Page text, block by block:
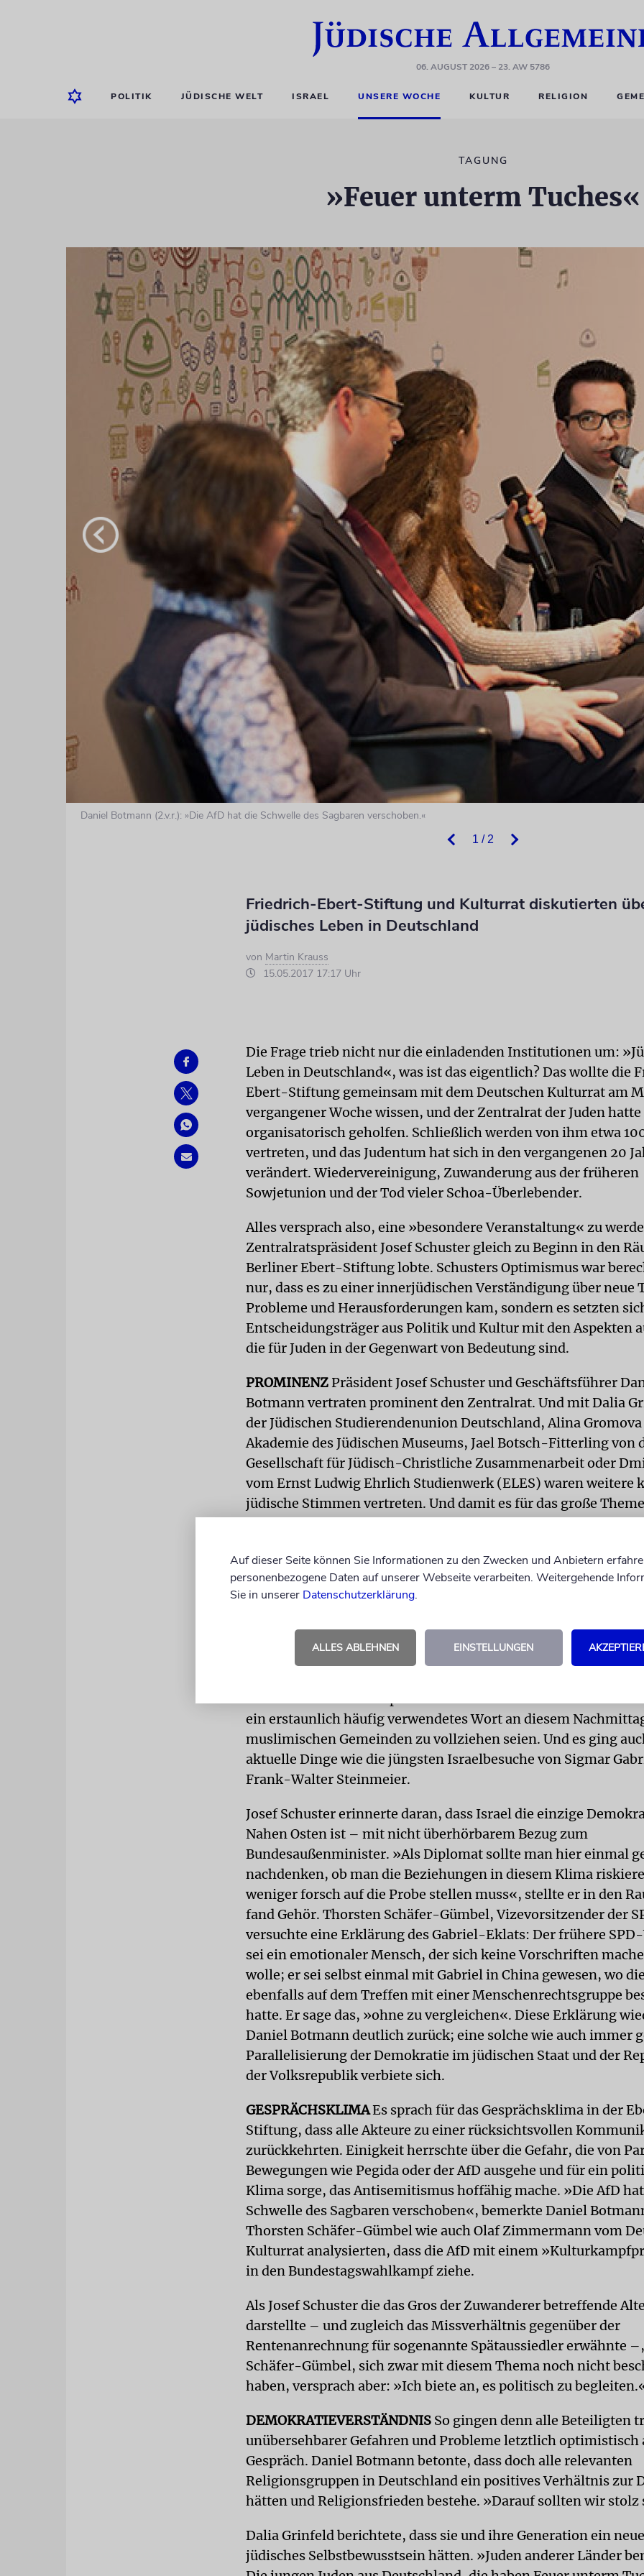
06. AUGUST 2026– 23. AW 5786
POLITIK JÜDISCHE WELT ISRAEL UNSERE WOCHE KULTUR RELIGION
TAGUNG
»Feuer unterm Tuches«
1 / 2
Daniel Botmann (2.v.r.): »Die AfD hat die Schwelle des Sagbaren verschoben.«
Friedrich-Ebert-Stiftung und Kulturrat diskutierten
jüdisches Leben in Deutschland
von Martin Krauss
15.05.2017 17:17 Uhr
Die Frage trieb nicht nur die einladenden Institutionen um:
Leben in Deutschland«, was ist das eigentlich? Das wollte die
Ebert-Stiftung gemeinsam mit dem Deutschen Kulturrat am
vergangener Woche wissen, und der Zentralrat der Juden hatte
organisatorisch geholfen. Schließlich werden von ihm etwa
vertreten, und das Judentum hat sich in den vergangenen 20
verändert. Wiedervereinigung, Zuwanderung aus der früheren
Sowjetunion und der Tod vieler Schoa-Überlebender.
Alles versprach also, eine »besondere Veranstaltung« zu
Zentralratspräsident Josef Schuster gleich zu Beginn in den
Berliner Ebert-Stiftung lobte. Schusters Optimismus war
nur, dass es zu einer innerjüdischen Verständigung über neue
Probleme und Herausforderungen kam, sondern es setzten
Entscheidungsträger aus Politik und Kultur mit den Aspekten
die für Juden in der Gegenwart von Bedeutung sind.
PROMINENZPräsident Josef Schuster und Geschäftsführer
Botmann vertraten prominent den Zentralrat. Und mit Dalia
der Jüdischen Studierendenunion Deutschland, Alina
Akademie des Jüdischen Museums, Jael Botsch-Fitterling von
Gesellschaft für Jüdisch-Christliche Zusammenarbeit oder
vom Ernst Ludwig Ehrlich Studienwerk (ELES) waren weitere
jüdische Stimmen vertreten. Und damit es für das große
Kupferberg für die Moderation gewonnen werden.
Es ging um Altersarmut, um die Erfahrungen des deutschen
ein erstaunlich häufig verwendetes Wort an diesem
muslimischen Gemeinden zu vollziehen seien. Und es ging
aktuelle Dinge wie die jüngsten Israelbesuche von Sigmar
Frank-Walter Steinmeier.
Josef Schuster erinnerte daran, dass Israel die einzige
Nahen Osten ist – mit nicht überhörbarem Bezug zum
Bundesaußenminister. »Als Diplomat sollte man hier einmal
nachdenken, ob man die Beziehungen in diesem Klima
weniger forsch auf die Probe stellen muss«, stellte er in den
fand Gehör. Thorsten Schäfer-Gümbel, Vizevorsitzender der
versuchte eine Erklärung des Gabriel-Eklats: Der frühere
sei ein emotionaler Mensch, der sich keine Vorschriften
wolle; er sei selbst einmal mit Gabriel in China gewesen, wo
ebenfalls auf dem Treffen mit einer Menschenrechtsgruppe
hatte. Er sage das, »ohne zu vergleichen«. Diese Erklärung
Daniel Botmann deutlich zurück; eine solche wie auch immer
Parallelisierung der Demokratie im jüdischen Staat und der
der Volksrepublik verbiete sich.
GESPRÄCHSKLIMAEs sprach für das Gesprächsklima in der
Stiftung, dass alle Akteure zu einer rücksichtsvollen
zurückkehrten. Einigkeit herrschte über die Gefahr, die von
Bewegungen wie Pegida oder der AfD ausgehe und für ein
Klima sorge, das Antisemitismus hoffähig mache. »Die AfD
Schwelle des Sagbaren verschoben«, bemerkte Daniel
Thorsten Schäfer-Gümbel wie auch Olaf Zimmermann vom
Kulturrat analysierten, dass die AfD mit einem
in den Bundestagswahlkampf ziehe.
Als Josef Schuster die das Gros der Zuwanderer betreffende
darstellte – und zugleich das Missverhältnis gegenüber der
Rentenanrechnung für sogenannte Spätaussiedler erwähnte
Schäfer-Gümbel, sich zwar mit diesem Thema noch nicht
haben, versprach aber: »Ich biete an, es politisch zu
DEMOKRATIEVERSTÄNDNIS So gingen denn alle Beteiligten
unübersehbarer Gefahren und Probleme letztlich optimistisch
Gespräch. Daniel Botmann betonte, dass doch alle relevanten
Religionsgruppen in Deutschland ein positives Verhältnis zur
hätten und Religionsfrieden bestehe. »Darauf sollten wir stolz
Dalia Grinfeld berichtete, dass sie und ihre Generation ein
jüdisches Selbstbewusstsein hätten. »Juden anderer Länder
Auf dieser Seite können Sie Informationen zu den Zwecken und Anbietern
personenbezogene Daten auf unserer Webseite verarbeiten. Weitergehende
Sie in unserer Datenschutzerklärung.
ALLES ABLEHNEN EINSTELLUNGEN